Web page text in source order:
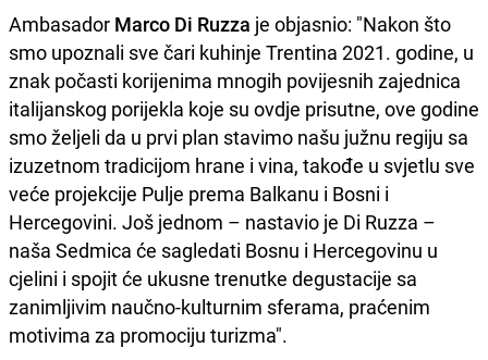
Ambasador Marco Di Ruzza je objasnio: "Nakon što
smo upoznali sve čari kuhinje Trentina 2021. godine, u
znak počasti korijenima mnogih povijesnih zajednica
italijanskog porijekla koje su ovdje prisutne, ove godine
smo željeli da u prvi plan stavimo našu južnu regiju sa
izuzetnom tradicijom hrane i vina, takođe u svjetlu sve
veće projekcije Pulje prema Balkanu i Bosni i
Hercegovini. Još jednom – nastavio je Di Ruzza –
naša Sedmica će sagledati Bosnu i Hercegovinu u
cjelini i spojit će ukusne trenutke degustacije sa
zanimljivim naučno-kulturnim sferama, praćenim
motivima za promociju turizma".